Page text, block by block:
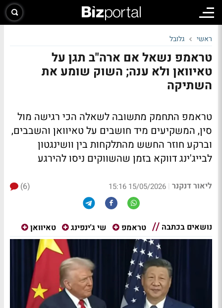
ראשי גלובל
טראמפ נשאל אם ארה"ב תגן על
טאיוואן ולא ענה; השוק שומע את
השתיקה
טראמפ התחמק מתשובה לשאלה הכי רגישה מול
סין, המשקיעים מיד חושבים על טאיוואן והשבבים,
וברקע חוזר החשש מהתלקחות בין וושינגטון
לבייג'ינג דווקא בזמן שהשווקים ניסו להירגע
ליאור דנקנר |
15/05/2026 15:16
(6)
נושאים בכתבה טראמפ שי ג'ינפינג טאיוואן